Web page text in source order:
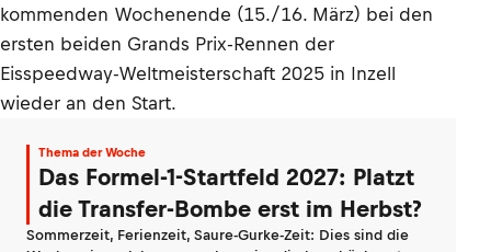
kommenden Wochenende (15./16. März) bei den
ersten beiden Grands Prix-Rennen der
Eisspeedway-Weltmeisterschaft 2025 in Inzell
wieder an den Start.
Thema der Woche
Das Formel-1-Startfeld 2027: Platzt
die Transfer-Bombe erst im Herbst?
Sommerzeit, Ferienzeit, Saure-Gurke-Zeit: Dies sind die